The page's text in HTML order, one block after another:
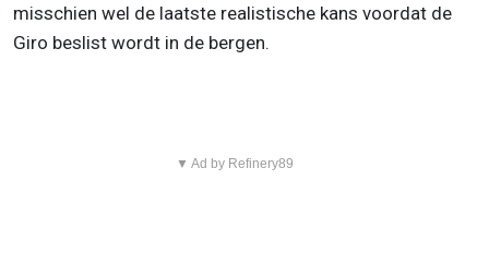
misschien wel de laatste realistische kans voordat de
Giro beslist wordt in de bergen.
▼ Ad by Refinery89